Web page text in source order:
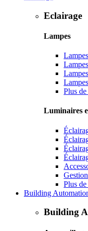
Eclairage
Lampes
Plus
Luminaires
Plus
Building
Building